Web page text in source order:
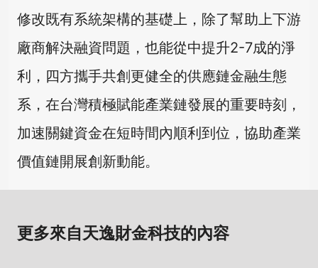
修改既有系統架構的基礎上，除了幫助上下游
廠商解決融資問題，也能從中提升2-7成的淨
利，四方攜手共創更健全的供應鏈金融生態
系，在台灣積極賦能產業鏈發展的重要時刻，
加速關鍵資金在短時間內順利到位，協助產業
價值鏈開展創新動能。
更多來自天逸財金科技的內容